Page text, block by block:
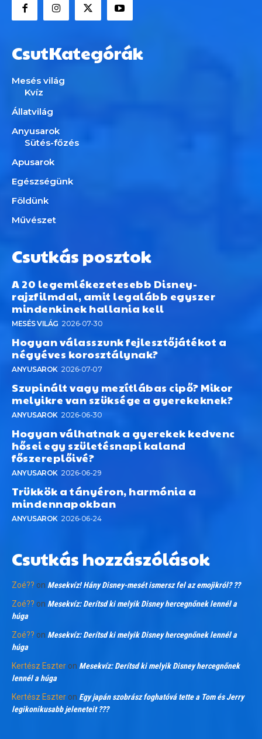
CsutKategórák
Mesés világ
Kvíz
Állatvilág
Anyusarok
Sütés-főzés
Apusarok
Egészségünk
Földünk
Művészet
Csutkás posztok
A 20 legemlékezetesebb Disney-
rajzfilmdal, amit legalább egyszer
mindenkinek hallania kell
MESÉS VILÁG 2026-07-30
Hogyan válasszunk fejlesztőjátékot a
négyéves korosztálynak?
ANYUSAROK 2026-07-07
Szupinált vagy mezítlábas cipő? Mikor
melyikre van szüksége a gyerekeknek?
ANYUSAROK 2026-06-30
Hogyan válhatnak a gyerekek kedvenc
hősei egy születésnapi kaland
főszereplőivé?
ANYUSAROK 2026-06-29
Trükkök a tányéron, harmónia a
mindennapokban
ANYUSAROK 2026-06-24
Csutkás hozzászólások
Zoé?? on Mesekvíz! Hány Disney-mesét ismersz fel az emojikról? ??
Zoé?? on Mesekvíz: Derítsd ki melyik Disney hercegnőnek lennél a
húga
Zoé?? on Mesekvíz: Derítsd ki melyik Disney hercegnőnek lennél a
húga
Kertész Eszter on Mesekvíz: Derítsd ki melyik Disney hercegnőnek
lennél a húga
Kertész Eszter on Egy japán szobrász foghatóvá tette a Tom és Jerry
legikonikusabb jeleneteit ???